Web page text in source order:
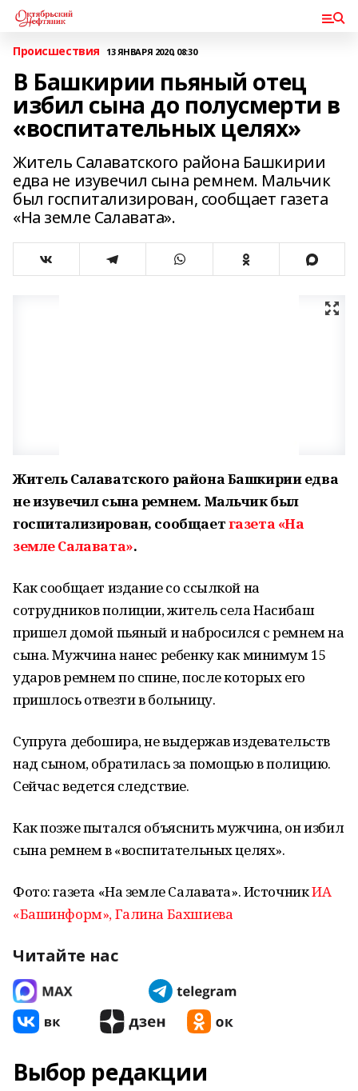
Происшествия 13 ЯНВАРЯ 2020, 08:30
В Башкирии пьяный отец
избил сына до полусмерти в
«воспитательных целях»
Житель Салаватского района Башкирии
едва не изувечил сына ремнем. Мальчик
был госпитализирован, сообщает газета
«На земле Салавата».
Житель Салаватского района Башкирии едва
не изувечил сына ремнем. Мальчик был
госпитализирован, сообщаетгазета «На
земле Салавата».
Как сообщает издание со ссылкой на
сотрудников полиции, житель села Насибаш
пришел домой пьяный и набросился с ремнем на
сына. Мужчина нанес ребенку как минимум 15
ударов ремнем по спине, после которых его
пришлось отвезти в больницу.
Супруга дебошира, не выдержав издевательств
над сыном, обратилась за помощью в полицию.
Сейчас ведется следствие.
Как позже пытался объяснить мужчина, он избил
сына ремнем в «воспитательных целях».
Фото: газета «На земле Салавата». ИсточникИА
«Башинформ», Галина Бахшиева
Читайте нас
Выбор редакции